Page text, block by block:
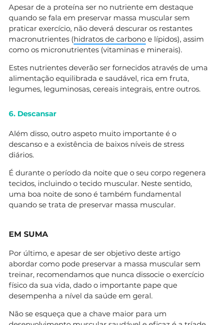
Apesar de a proteína ser no nutriente em destaque
quando se fala em preservar massa muscular sem
praticar exercício, não deverá descurar os restantes
macronutrientes (hidratos de carbono e lípidos), assim
como os micronutrientes (vitaminas e minerais).
Estes nutrientes deverão ser fornecidos através de uma
alimentação equilibrada e saudável, rica em fruta,
legumes, leguminosas, cereais integrais, entre outros.
6. Descansar
Além disso, outro aspeto muito importante é o
descanso e a existência de baixos níveis de stress
diários.
É durante o período da noite que o seu corpo regenera
tecidos, incluindo o tecido muscular. Neste sentido,
uma boa noite de sono é também fundamental
quando se trata de preservar massa muscular.
EM SUMA
Por último, e apesar de ser objetivo deste artigo
abordar como pode preservar a massa muscular sem
treinar, recomendamos que nunca dissocie o exercício
físico da sua vida, dado o importante pape que
desempenha a nível da saúde em geral.
Não se esqueça que a chave maior para um